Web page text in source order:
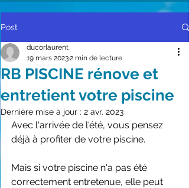
Post
RB PISCINE rénove et
entretient votre piscine
ducorlaurent
19 mars 20232 min de lecture
Dernière mise à jour : 2 avr. 2023
Avec l'arrivée de l'été, vous pensez
déjà à profiter de votre piscine.
Mais si votre piscine n'a pas été
correctement entretenue, elle peut